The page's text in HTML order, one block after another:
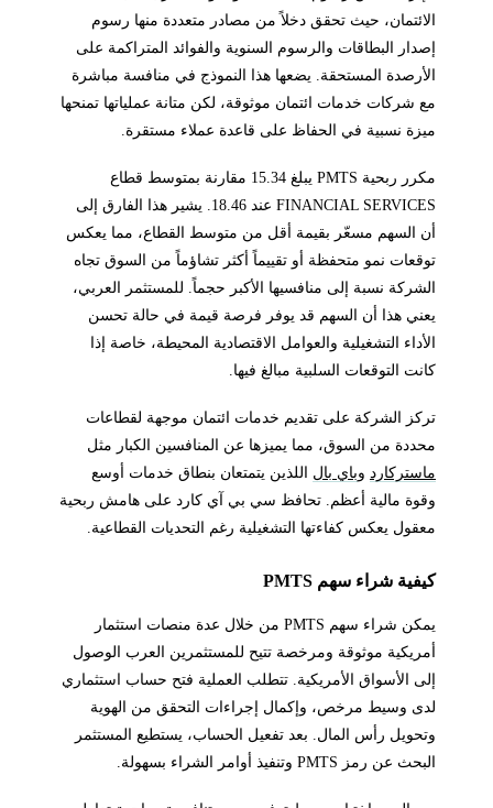
الائتمان، حيث تحقق دخلاً من مصادر متعددة منها رسوم
إصدار البطاقات والرسوم السنوية والفوائد المتراكمة على
الأرصدة المستحقة. يضعها هذا النموذج في منافسة مباشرة
مع شركات خدمات ائتمان موثوقة، لكن متانة عملياتها تمنحها
ميزة نسبية في الحفاظ على قاعدة عملاء مستقرة.
مكرر ربحية PMTS يبلغ 15.34 مقارنة بمتوسط قطاع
FINANCIAL SERVICES عند 18.46. يشير هذا الفارق إلى
أن السهم مسعّر بقيمة أقل من متوسط القطاع، مما يعكس
توقعات نمو متحفظة أو تقييماً أكثر تشاؤماً من السوق تجاه
الشركة نسبة إلى منافسيها الأكبر حجماً. للمستثمر العربي،
يعني هذا أن السهم قد يوفر فرصة قيمة في حالة تحسن
الأداء التشغيلية والعوامل الاقتصادية المحيطة، خاصة إذا
كانت التوقعات السلبية مبالغ فيها.
تركز الشركة على تقديم خدمات ائتمان موجهة لقطاعات
محددة من السوق، مما يميزها عن المنافسين الكبار مثل
ماستركاردوباي بال اللذين يتمتعان بنطاق خدمات أوسع
وقوة مالية أعظم. تحافظ سي بي آي كارد على هامش ربحية
معقول يعكس كفاءتها التشغيلية رغم التحديات القطاعية.
كيفية شراء سهم PMTS
يمكن شراء سهم PMTS من خلال عدة منصات استثمار
أمريكية موثوقة ومرخصة تتيح للمستثمرين العرب الوصول
إلى الأسواق الأمريكية. تتطلب العملية فتح حساب استثماري
لدى وسيط مرخص، وإكمال إجراءات التحقق من الهوية
وتحويل رأس المال. بعد تفعيل الحساب، يستطيع المستثمر
البحث عن رمز PMTS وتنفيذ أوامر الشراء بسهولة.